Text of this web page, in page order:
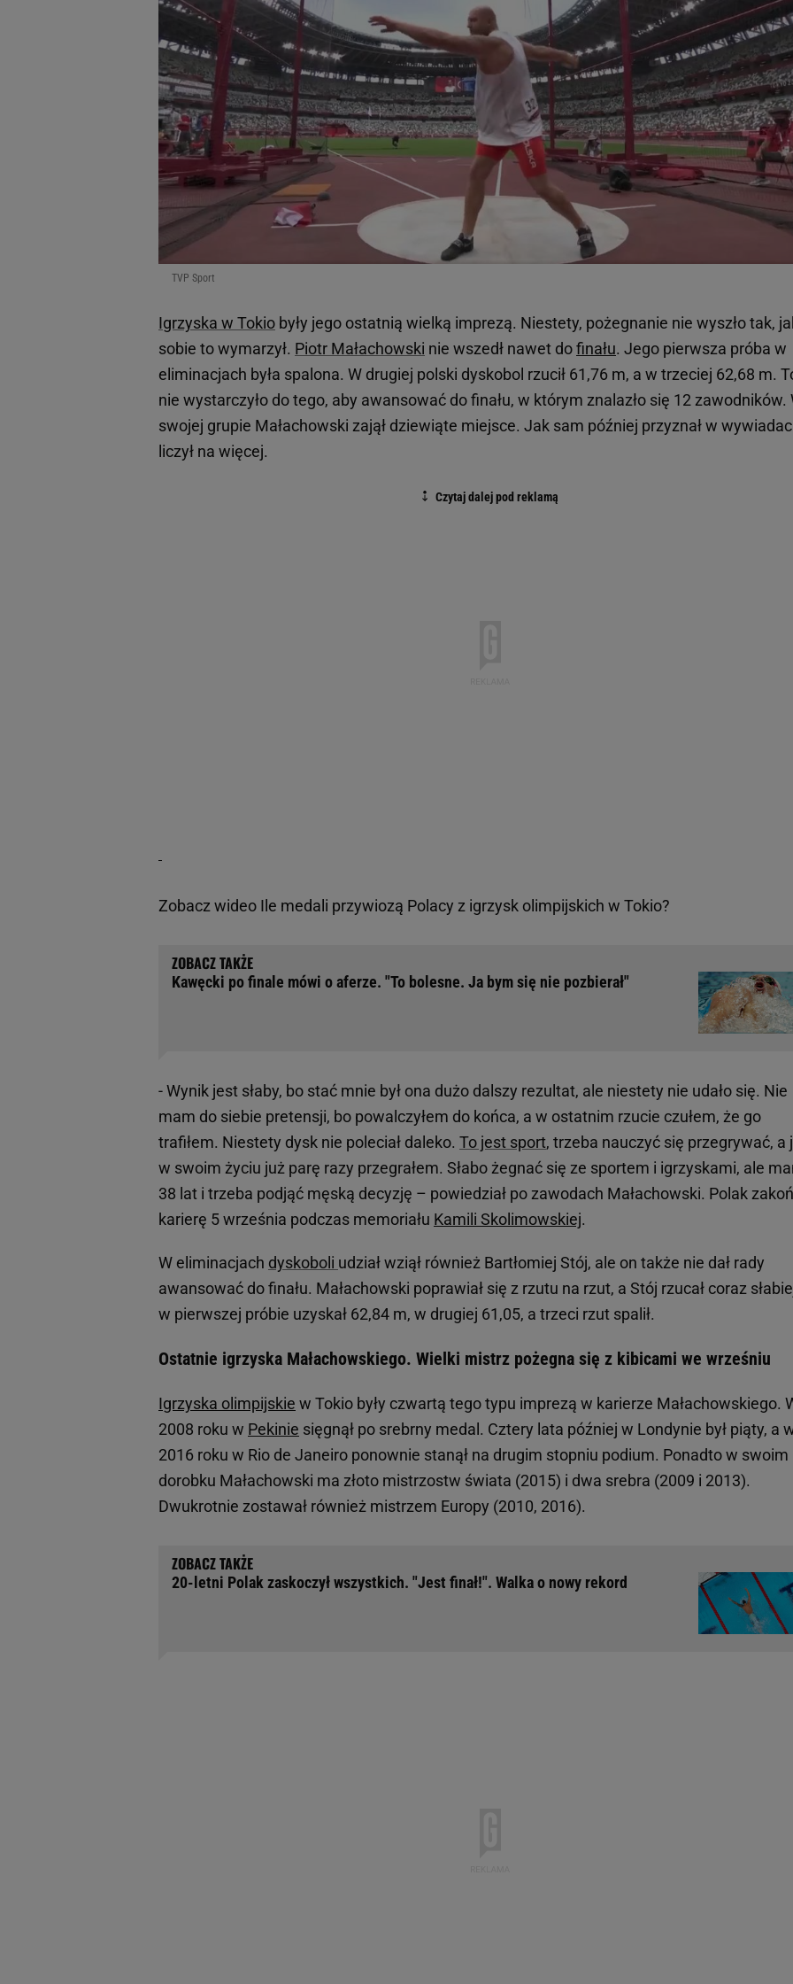
TVP Sport
Igrzyska w Tokio były jego ostatnią wielką imprezą. Niestety, pożegnanie nie wyszło tak,
sobie to wymarzył. Piotr Małachowski nie wszedł nawet dofinału. Jego pierwsza próba w
eliminacjach była spalona. W drugiej polski dyskobol rzucił 61,76 m, a w trzeciej 62,68 m.
nie wystarczyło do tego, aby awansować do finału, w którym znalazło się 12 zawodników.
swojej grupie Małachowski zajął dziewiąte miejsce. Jak sam później przyznał w
liczył na więcej.
Zobacz wideo Ile medali przywiozą Polacy z igrzysk olimpijskich w Tokio?
Kawęcki po finale mówi o aferze. "To bolesne. Ja bym się nie pozbierał"
- Wynik jest słaby, bo stać mnie był ona dużo dalszy rezultat, ale niestety nie udało się. Nie
mam do siebie pretensji, bo powalczyłem do końca, a w ostatnim rzucie czułem, że go
trafiłem. Niestety dysk nie poleciał daleko. To jest sport, trzeba nauczyć się przegrywać, a
w swoim życiu już parę razy przegrałem. Słabo żegnać się ze sportem i igrzyskami, ale
38 lat i trzeba podjąć męską decyzję – powiedział po zawodach Małachowski. Polak
karierę 5 września podczas memoriału Kamili Skolimowskiej.
W eliminacjach dyskoboli udział wziął również Bartłomiej Stój, ale on także nie dał rady
awansować do finału. Małachowski poprawiał się z rzutu na rzut, a Stój rzucał coraz
w pierwszej próbie uzyskał 62,84 m, w drugiej 61,05, a trzeci rzut spalił.
Ostatnie igrzyska Małachowskiego. Wielki mistrz pożegna się z kibicami we wrześniu
Igrzyska olimpijskie w Tokio były czwartą tego typu imprezą w karierze Małachowskiego.
2008 roku w Pekinie sięgnął po srebrny medal. Cztery lata później w Londynie był piąty, a
2016 roku w Rio de Janeiro ponownie stanął na drugim stopniu podium. Ponadto w swoim
dorobku Małachowski ma złoto mistrzostw świata (2015) i dwa srebra (2009 i 2013).
Dwukrotnie zostawał również mistrzem Europy (2010, 2016).
20-letni Polak zaskoczył wszystkich. "Jest finał!". Walka o nowy rekord